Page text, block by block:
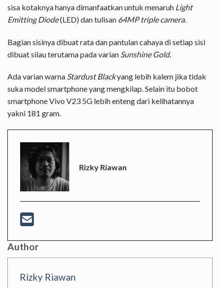
sisa kotaknya hanya dimanfaatkan untuk menaruh Light
Emitting Diode(LED) dan tulisan 64MP triple camera.
Bagian sisinya dibuat rata dan pantulan cahaya di setiap sisi
dibuat silau terutama pada varian Sunshine Gold.
Ada varian warna Stardust Blackyang lebih kalem jika tidak
suka model smartphone yang mengkilap. Selain itu bobot
smartphone Vivo V23 5G lebih enteng dari kelihatannya
yakni 181 gram.
Rizky Riawan
Author
Rizky Riawan